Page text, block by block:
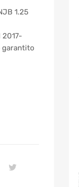
1.25
2017-
garantito